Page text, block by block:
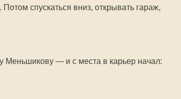
спускаться вниз, открывать гараж,
— и с места в карьер начал: